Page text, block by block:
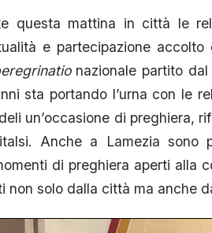
questa mattina in città le
e partecipazione accolto
nazionale partito
sta portando l’urna con le
un’occasione di preghiera,
Anche a Lamezia sono
di preghiera aperti alla
non solo dalla città ma anche